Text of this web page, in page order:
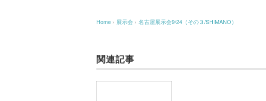
Home › 展示会 › 名古屋展示会9/24（その３/SHIMANO）
関連記事